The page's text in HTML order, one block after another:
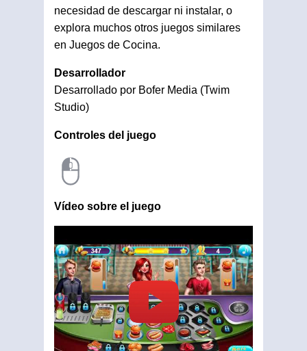
necesidad de descargar ni instalar, o
explora muchos otros juegos similares
en Juegos de Cocina.
Desarrollador
Desarrollado por Bofer Media (Twim
Studio)
Controles del juego
Vídeo sobre el juego